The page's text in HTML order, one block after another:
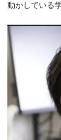
動かしている